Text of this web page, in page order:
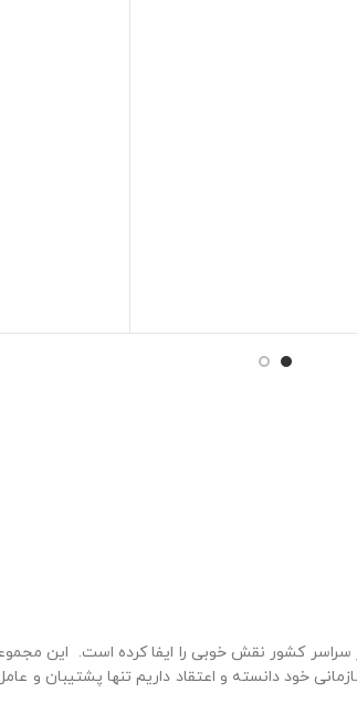
کشور نقش خوبی را ایفا کرده است. این
خود دانسته و اعتقاد داریم تنها پشتیبان و